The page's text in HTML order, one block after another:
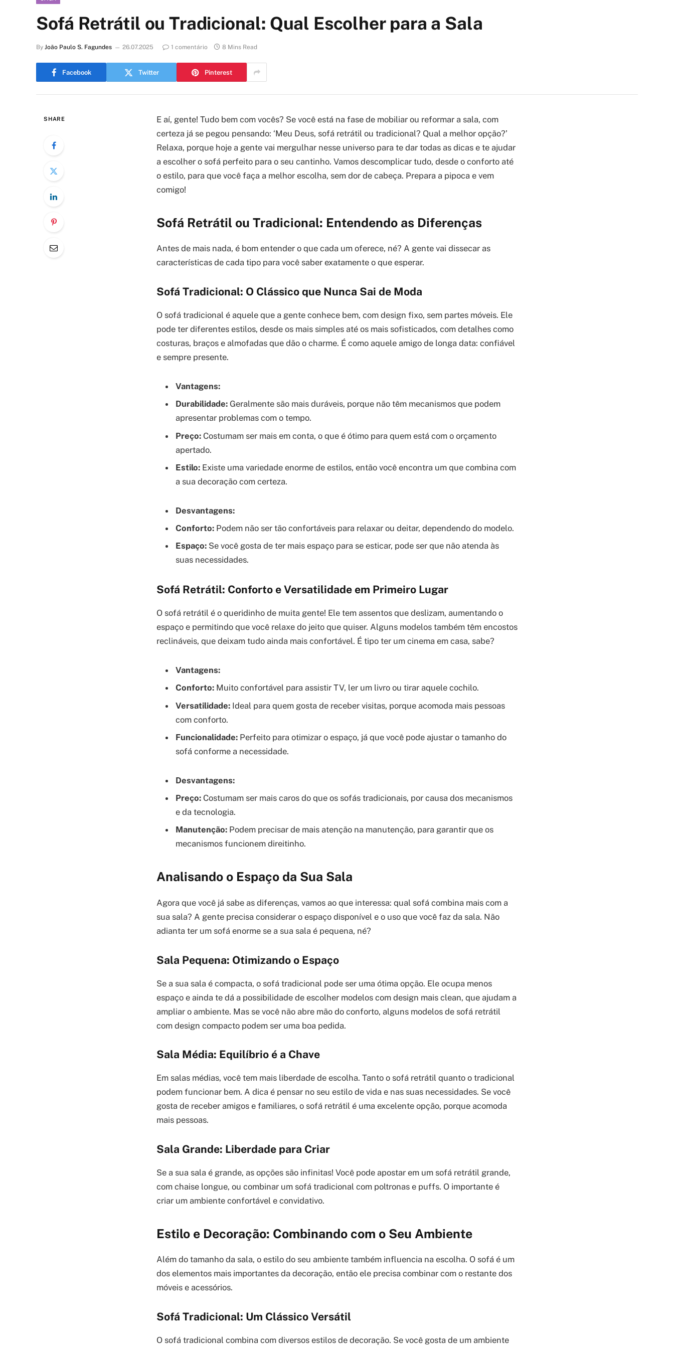
Sofá Retrátil ou Tradicional: Qual Escolher para a Sala
By João Paulo S. Fagundes 26.07.2025 1 comentário 8 Mins Read
Facebook Twitter Pinterest
SHARE
E aí, gente! Tudo bem com vocês? Se você está na fase de mobiliar ou reformar a sala, com
certeza já se pegou pensando: ‘Meu Deus, sofá retrátil ou tradicional? Qual a melhor opção?’
Relaxa, porque hoje a gente vai mergulhar nesse universo para te dar todas as dicas e te ajudar
a escolher o sofá perfeito para o seu cantinho. Vamos descomplicar tudo, desde o conforto até
o estilo, para que você faça a melhor escolha, sem dor de cabeça. Prepara a pipoca e vem
comigo!
Sofá Retrátil ou Tradicional: Entendendo as Diferenças
Antes de mais nada, é bom entender o que cada um oferece, né? A gente vai dissecar as
características de cada tipo para você saber exatamente o que esperar.
Sofá Tradicional: O Clássico que Nunca Sai de Moda
O sofá tradicional é aquele que a gente conhece bem, com design fixo, sem partes móveis. Ele
pode ter diferentes estilos, desde os mais simples até os mais sofisticados, com detalhes como
costuras, braços e almofadas que dão o charme. É como aquele amigo de longa data: confiável
e sempre presente.
Vantagens:
Durabilidade: Geralmente são mais duráveis, porque não têm mecanismos que podem
apresentar problemas com o tempo.
Preço: Costumam ser mais em conta, o que é ótimo para quem está com o orçamento
apertado.
Estilo: Existe uma variedade enorme de estilos, então você encontra um que combina com
a sua decoração com certeza.
Desvantagens:
Conforto: Podem não ser tão confortáveis para relaxar ou deitar, dependendo do modelo.
Espaço: Se você gosta de ter mais espaço para se esticar, pode ser que não atenda às
suas necessidades.
Sofá Retrátil: Conforto e Versatilidade em Primeiro Lugar
O sofá retrátil é o queridinho de muita gente! Ele tem assentos que deslizam, aumentando o
espaço e permitindo que você relaxe do jeito que quiser. Alguns modelos também têm encostos
reclináveis, que deixam tudo ainda mais confortável. É tipo ter um cinema em casa, sabe?
Vantagens:
Conforto: Muito confortável para assistir TV, ler um livro ou tirar aquele cochilo.
Versatilidade: Ideal para quem gosta de receber visitas, porque acomoda mais pessoas
com conforto.
Funcionalidade: Perfeito para otimizar o espaço, já que você pode ajustar o tamanho do
sofá conforme a necessidade.
Desvantagens:
Preço: Costumam ser mais caros do que os sofás tradicionais, por causa dos mecanismos
e da tecnologia.
Manutenção: Podem precisar de mais atenção na manutenção, para garantir que os
mecanismos funcionem direitinho.
Analisando o Espaço da Sua Sala
Agora que você já sabe as diferenças, vamos ao que interessa: qual sofá combina mais com a
sua sala? A gente precisa considerar o espaço disponível e o uso que você faz da sala. Não
adianta ter um sofá enorme se a sua sala é pequena, né?
Sala Pequena: Otimizando o Espaço
Se a sua sala é compacta, o sofá tradicional pode ser uma ótima opção. Ele ocupa menos
espaço e ainda te dá a possibilidade de escolher modelos com design mais clean, que ajudam a
ampliar o ambiente. Mas se você não abre mão do conforto, alguns modelos de sofá retrátil
com design compacto podem ser uma boa pedida.
Sala Média: Equilíbrio é a Chave
Em salas médias, você tem mais liberdade de escolha. Tanto o sofá retrátil quanto o tradicional
podem funcionar bem. A dica é pensar no seu estilo de vida e nas suas necessidades. Se você
gosta de receber amigos e familiares, o sofá retrátil é uma excelente opção, porque acomoda
mais pessoas.
Sala Grande: Liberdade para Criar
Se a sua sala é grande, as opções são infinitas! Você pode apostar em um sofá retrátil grande,
com chaise longue, ou combinar um sofá tradicional com poltronas e puffs. O importante é
criar um ambiente confortável e convidativo.
Estilo e Decoração: Combinando com o Seu Ambiente
Além do tamanho da sala, o estilo do seu ambiente também influencia na escolha. O sofá é um
dos elementos mais importantes da decoração, então ele precisa combinar com o restante dos
móveis e acessórios.
Sofá Tradicional: Um Clássico Versátil
O sofá tradicional combina com diversos estilos de decoração. Se você gosta de um ambiente